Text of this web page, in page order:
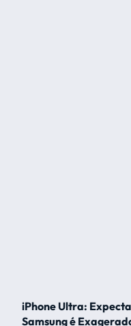
iPhone Ultra:
Samsung é